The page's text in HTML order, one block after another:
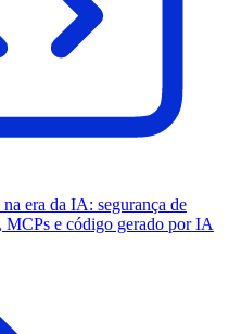
era da IA: segurança de
MCPs e código gerado por IA